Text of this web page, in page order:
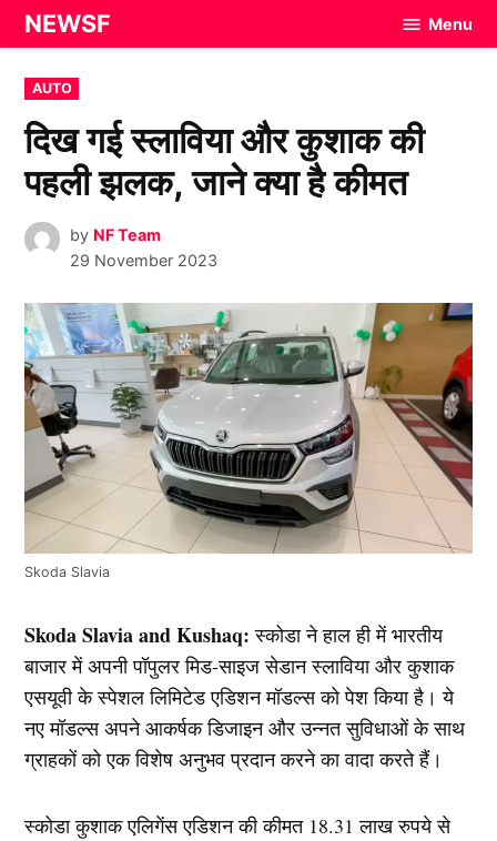
Skip
to
content
NEWSF Menu
POSTED
IN
AUTO
दिख गई स्लाविया और कुशाक की
पहली झलक, जाने क्या है कीमत
by NF Team
29 November 2023
Skoda Slavia
Skoda Slavia and Kushaq:स्कोडा ने हाल ही में भारतीय
बाजार में अपनी पॉपुलर मिड-साइज सेडान स्लाविया और कुशाक
एसयूवी के स्पेशल लिमिटेड एडिशन मॉडल्स को पेश किया है। ये
नए मॉडल्स अपने आकर्षक डिजाइन और उन्नत सुविधाओं के साथ
ग्राहकों को एक विशेष अनुभव प्रदान करने का वादा करते हैं।
स्कोडा कुशाक एलिगेंस एडिशन की कीमत 18.31 लाख रुपये से